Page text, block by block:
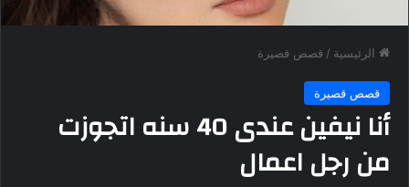
الرئيسية / قصص قصيرة
قصص قصيرة
أنا نيفين عندى 40 سنه اتجوزت
من رجل اعمال